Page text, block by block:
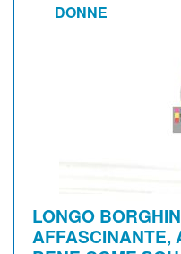
DONNE
LONGO
AFFASCINANTE,